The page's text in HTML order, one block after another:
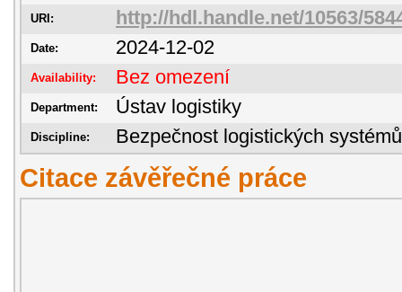
URI: http://hdl.handle.net/10563/
Date: 2024-12-02
Availability: Bez omezení
Department: Ústav logistiky
Discipline: Bezpečnost logistických systémů
Citace závěřečné práce